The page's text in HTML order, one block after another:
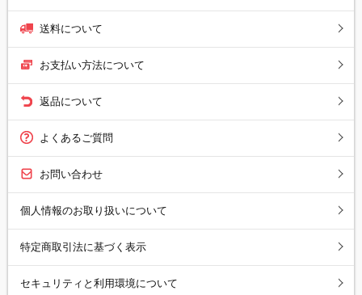
送料について
お支払い方法について
返品について
よくあるご質問
お問い合わせ
個人情報のお取り扱いについて
特定商取引法に基づく表示
セキュリティと利用環境について